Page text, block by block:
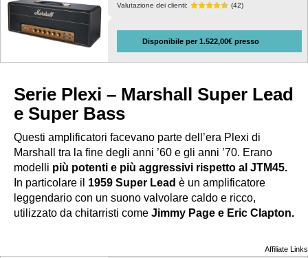
Valutazione dei clienti: (42)
Disponibile per 1.522,00€ presso
Serie Plexi – Marshall Super Lead
e Super Bass
Questi amplificatori facevano parte dell’era Plexi di
Marshall tra la fine degli anni ’60 e gli anni ’70. Erano
modelli più potenti e più aggressivi rispetto al JTM45.
In particolare il 1959 Super Lead è un amplificatore
leggendario con un suono valvolare caldo e ricco,
utilizzato da chitarristi come Jimmy Page e Eric Clapton.
Affiliate Links